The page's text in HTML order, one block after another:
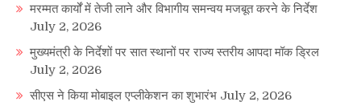
मरम्मत कार्यों में तेजी लाने और विभागीय समन्वय मजबूत करने के निर्देश
July 2, 2026
मुख्यमंत्री के निर्देशों पर सात स्थानों पर राज्य स्तरीय आपदा मॉक ड्रिल
July 2, 2026
सीएस ने किया मोबाइल एप्लीकेशन का शुभारंभ July 2, 2026